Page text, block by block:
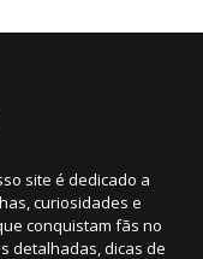
site é dedicado a
curiosidades e
conquistam fãs no
detalhadas, dicas de